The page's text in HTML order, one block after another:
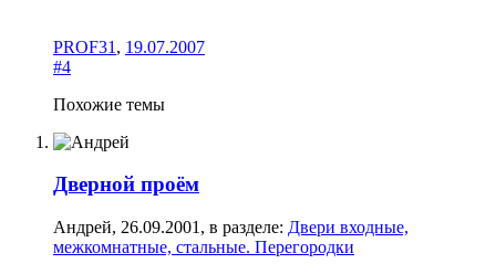
PROF31 , 19.07.2007
#4
Похожие темы
Дверной проём
Андрей, 26.09.2001 , в разделе: Двери входные,
межкомнатные, стальные. Перегородки